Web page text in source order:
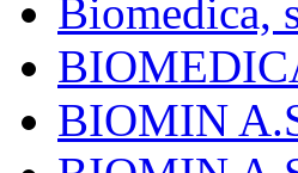
Biomedica,
BIOMIN